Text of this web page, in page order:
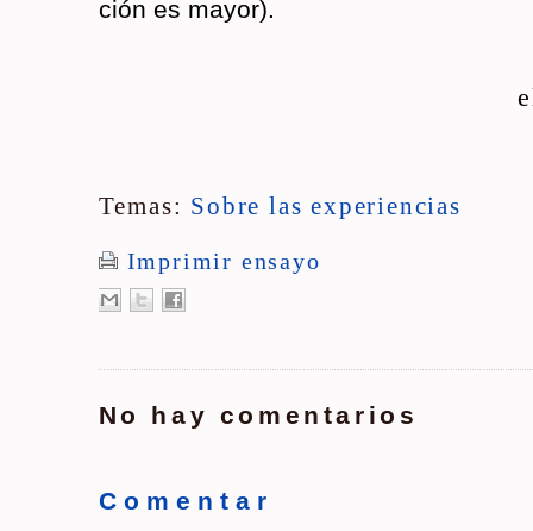
ción es mayor).
Temas: Sobre las experiencias
Imprimir ensayo
No hay comentarios
C o m e n t a r